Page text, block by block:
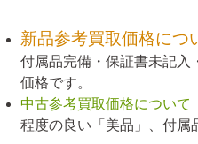
新品参考買取価格につ
付属品完備・保証書未記入
価格です。
中古参考買取価格について
程度の良い「美品」、付属